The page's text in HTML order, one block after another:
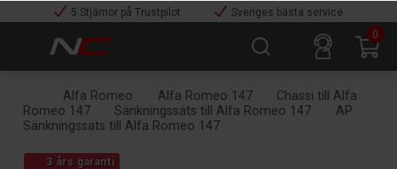
5 Stjärnor på Trustpilot
Sveriges bästa service
0
Alfa Romeo Alfa Romeo 147
Chassi till Alfa
Romeo 147
Sänkningssäts till Alfa Romeo 147
AP
Sänkningssats till Alfa Romeo 147
3 års garanti